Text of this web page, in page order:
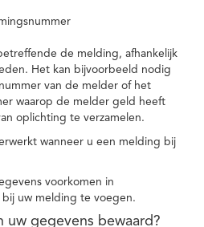
de melding, afhankelijk
Het kan bijvoorbeeld nodig
van de melder of het
waarop de melder geld heeft
oplichting te verzamelen.
wanneer u een melding bij
voorkomen in
uw melding te voegen.
uw gegevens bewaard?